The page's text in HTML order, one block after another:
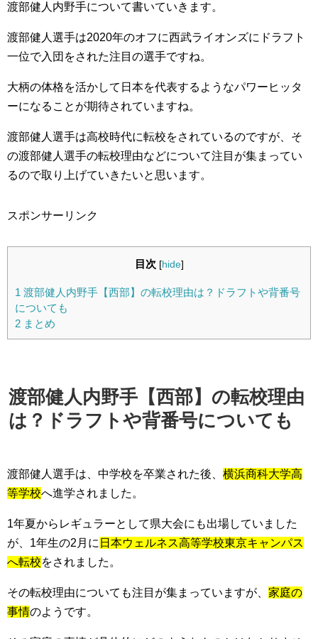
渡部健人内野手について書いていきます。
渡部健人選手は2020年のオフに西武ライオンズにドラフト
一位で入団をされた注目の選手ですね。
大柄の体格を活かして日本を代表するようなパワーヒッタ
ーになることが期待されていますね。
渡部健人選手は高校時代に転校をされているのですが、そ
の渡部健人選手の転校理由などについて注目が集まってい
るので取り上げていきたいと思います。
スポンサーリンク
目次 [hide]
1 渡部健人内野手【西部】の転校理由は？ドラフトや背番号
についても
2 まとめ
渡部健人内野手【西部】の転校理由
は？ドラフトや背番号についても
渡部健人選手は、中学校を卒業された後、 横浜商科大学高
等学校へ進学されました。
1年夏からレギュラーとして県大会にも出場していました
が、1年生の2月に 日本ウェルネス高等学校東京キャンパス
へ転校をされました。
その転校理由についても注目が集まっていますが、 家庭の
事情のようです。